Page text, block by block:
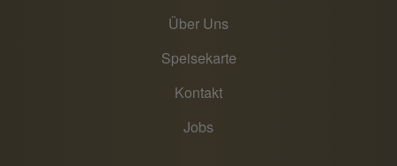
Über Uns
Speisekarte
Kontakt
Jobs